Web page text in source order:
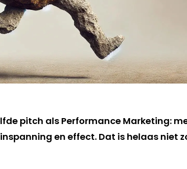
pitch als Performance Marketing:
en effect. Dat is helaas niet